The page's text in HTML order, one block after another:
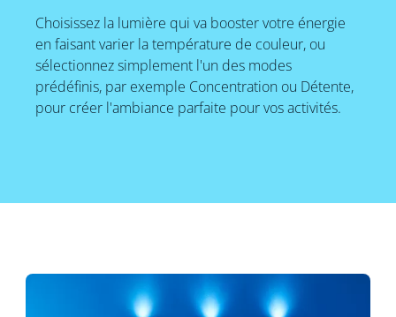
Choisissez la lumière qui va booster votre énergie
en faisant varier la température de couleur, ou
sélectionnez simplement l'un des modes
prédéfinis, par exemple Concentration ou Détente,
pour créer l'ambiance parfaite pour vos activités.